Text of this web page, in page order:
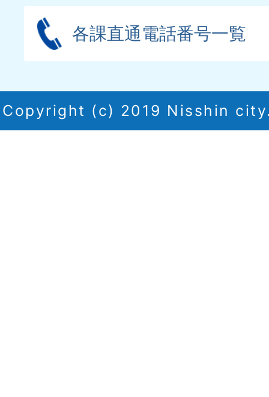
各課直通電話番号一覧
Copyright (c) 2019 Nisshin